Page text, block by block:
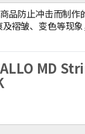
品防止冲击而制作
褶皱、变色等现
MD